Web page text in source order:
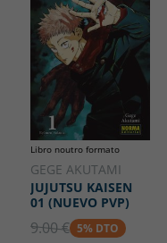
Libro noutro formato
GEGE AKUTAMI
JUJUTSU KAISEN
01 (NUEVO PVP)
9.00 € 5% DTO